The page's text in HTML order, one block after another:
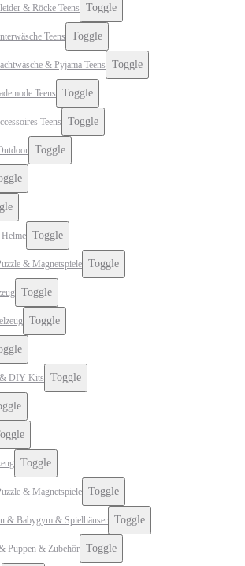
& Röcke Teens Toggle
Teens Toggle
& Pyjama Teens Toggle
Teens Toggle
Teens Toggle
Toggle
Toggle
& Magnetspiele Toggle
Toggle
Toggle
DIY-Kits Toggle
Toggle
& Magnetspiele Toggle
& Babygym & Spielhäuser Toggle
Puppen & Zubehör Toggle